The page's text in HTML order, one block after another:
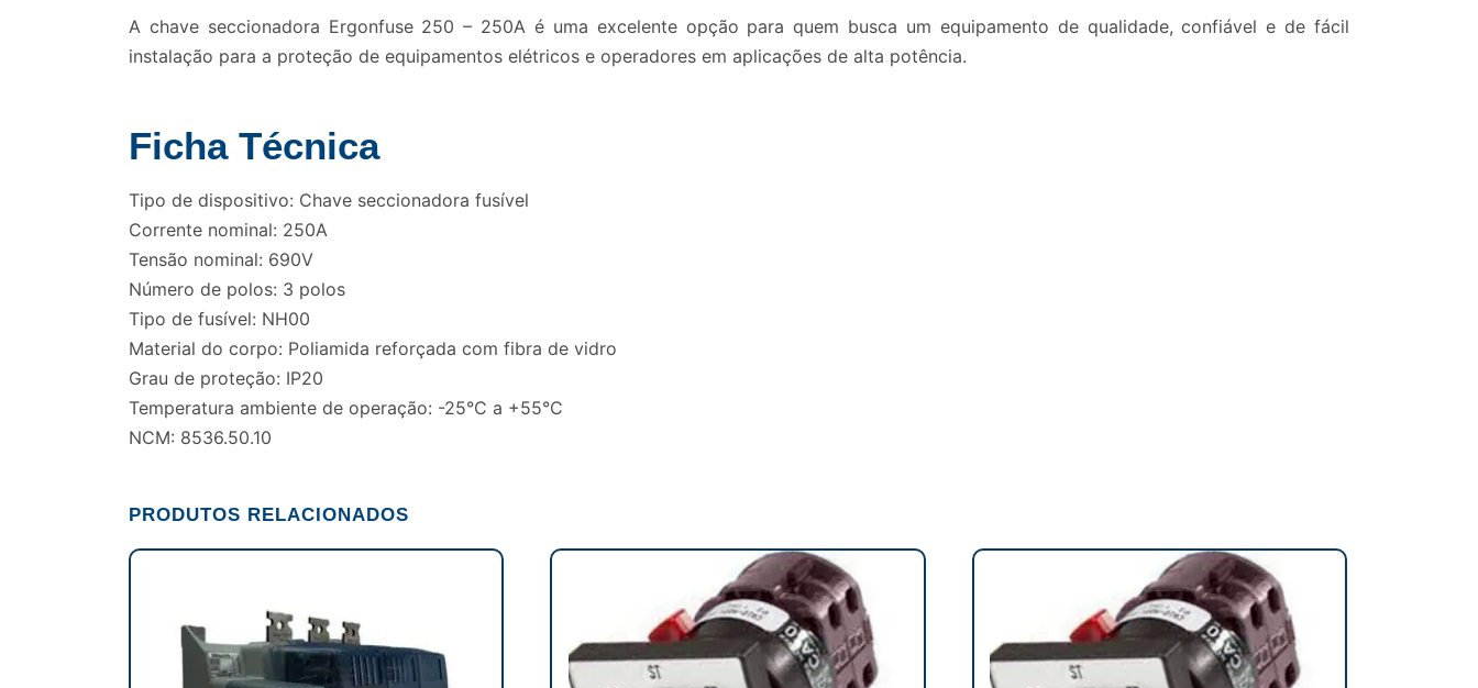
A chave seccionadora Ergonfuse 250 – 250A é uma excelente opção para quem busca um equipamento de qualidade, confiável e de fácil
instalação para a proteção de equipamentos elétricos e operadores em aplicações de alta potência.
Ficha Técnica
Tipo de dispositivo: Chave seccionadora fusível
Corrente nominal: 250A
Tensão nominal: 690V
Número de polos: 3 polos
Tipo de fusível: NH00
Material do corpo: Poliamida reforçada com fibra de vidro
Grau de proteção: IP20
Temperatura ambiente de operação: -25°C a +55°C
NCM: 8536.50.10
PRODUTOS RELACIONADOS